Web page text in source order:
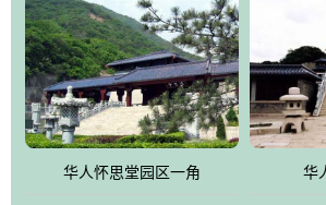
怀思堂作为豪华室内骨灰存放处，将干支纪年
人合一、太极八卦、生辰八字及生肖等有机结
厅七千个福位分十二小区，按十二地支命名
肖、八字、时辰亦可参考地理方位、职业、
地宫陵寝式的，入口楹联选材于著名田园诗
他人亦已歌，死后何所道，托体同山阿"中的
华人怀思堂园区一角 华